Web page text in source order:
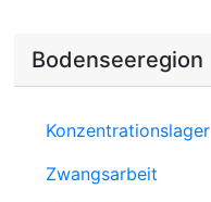
Bodenseeregion
Konzentrationslager
Zwangsarbeit